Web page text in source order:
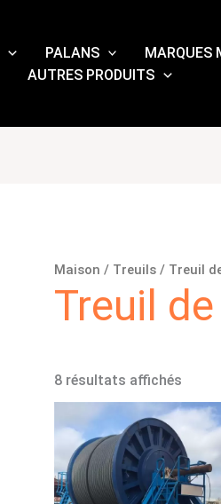
PALANS MARQUES
AUTRES PRODUITS
Maison / Treuils/ Treuil
Treuil
8 résultats affichés
au